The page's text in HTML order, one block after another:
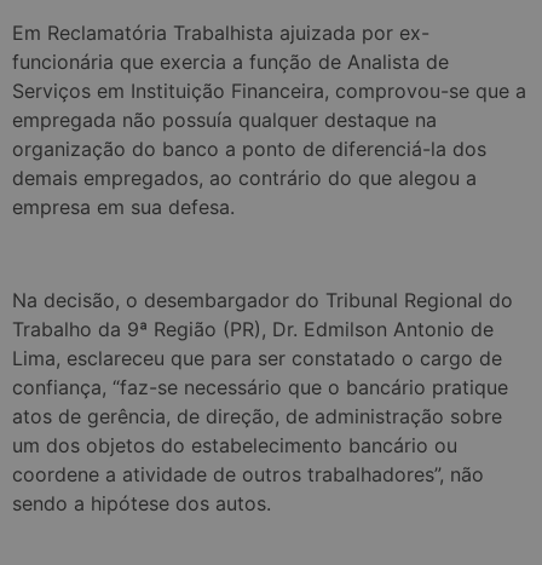
Em Reclamatória Trabalhista ajuizada por ex-
funcionária que exercia a função de Analista de
Serviços em Instituição Financeira, comprovou-se que a
empregada não possuía qualquer destaque na
organização do banco a ponto de diferenciá-la dos
demais empregados, ao contrário do que alegou a
empresa em sua defesa.
Na decisão, o desembargador do Tribunal Regional do
Trabalho da 9ª Região (PR), Dr. Edmilson Antonio de
Lima, esclareceu que para ser constatado o cargo de
confiança, “faz-se necessário que o bancário pratique
atos de gerência, de direção, de administração sobre
um dos objetos do estabelecimento bancário ou
coordene a atividade de outros trabalhadores”, não
sendo a hipótese dos autos.